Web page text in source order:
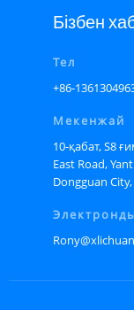
Бізбен
Тел
+86-
Мекенжай
10-қабат, S8
East Road,
Dongguan